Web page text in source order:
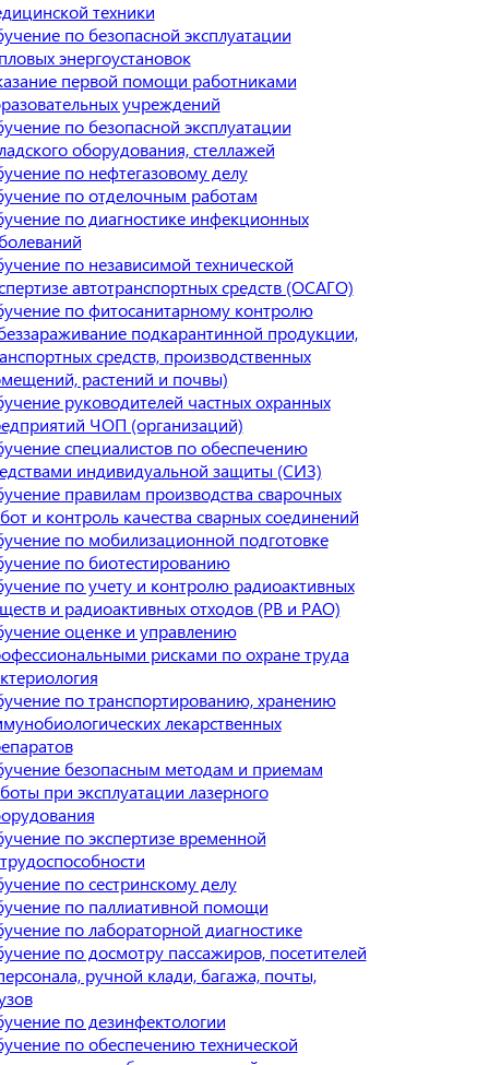
техники
по безопасной эксплуатации
энергоустановок
первой помощи работниками
учреждений
по безопасной эксплуатации
оборудования, стеллажей
по нефтегазовому делу
по отделочным работам
по диагностике инфекционных
по независимой технической
автотранспортных средств (ОСАГО)
по фитосанитарному контролю
подкарантинной продукции,
средств, производственных
растений и почвы)
руководителей частных охранных
ЧОП (организаций)
специалистов по обеспечению
индивидуальной защиты (СИЗ)
правилам производства сварочных
и контроль качества сварных соединений
по мобилизационной подготовке
по биотестированию
по учету и контролю радиоактивных
и радиоактивных отходов (РВ и РАО)
оценке и управлению
рисками по охране труда
по транспортированию, хранению
лекарственных
безопасным методам и приемам
при эксплуатации лазерного
по экспертизе временной
по сестринскому делу
по паллиативной помощи
по лабораторной диагностике
по досмотру пассажиров, посетителей
ручной клади, багажа, почты,
по дезинфектологии
по обеспечению технической